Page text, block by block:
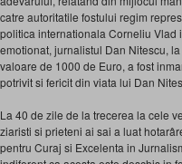
catre autoritatile fostului regim
politica internationala Corneliu Vlad
emotionat, jurnalistul Dan Nitescu,
valoare de 1000 de Euro, a fost
potrivit si fericit din viata lui Dan
La 40 de zile de la trecerea la cele
ziaristi si prieteni ai sai a luat
pentru Curaj si Excelenta in